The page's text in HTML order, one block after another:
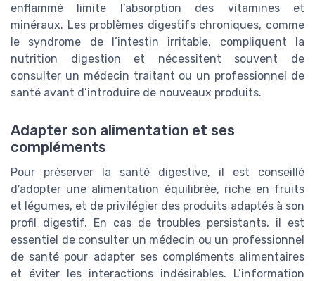
enflammé limite l’absorption des vitamines et
minéraux. Les problèmes digestifs chroniques, comme
le syndrome de l’intestin irritable, compliquent la
nutrition digestion et nécessitent souvent de
consulter un médecin traitant ou un professionnel de
santé avant d’introduire de nouveaux produits.
Adapter son alimentation et ses
compléments
Pour préserver la santé digestive, il est conseillé
d’adopter une alimentation équilibrée, riche en fruits
et légumes, et de privilégier des produits adaptés à son
profil digestif. En cas de troubles persistants, il est
essentiel de consulter un médecin ou un professionnel
de santé pour adapter ses compléments alimentaires
et éviter les interactions indésirables. L’information